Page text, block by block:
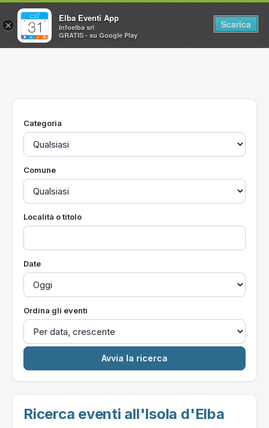
Home
Utilità
Categoria
Comune
Località o titolo
Date
Ordina gli eventi
Ricerca eventi all'Isola d'Elba
×
Elba Eventi App
Infoelba srl
GRATIS - su Google Play
Scarica